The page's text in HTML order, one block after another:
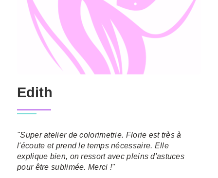
Edith
"Super atelier de colorimetrie. Florie est très à
l'écoute et prend le temps nécessaire. Elle
explique bien, on ressort avec pleins d'astuces
pour être sublimée. Merci !"